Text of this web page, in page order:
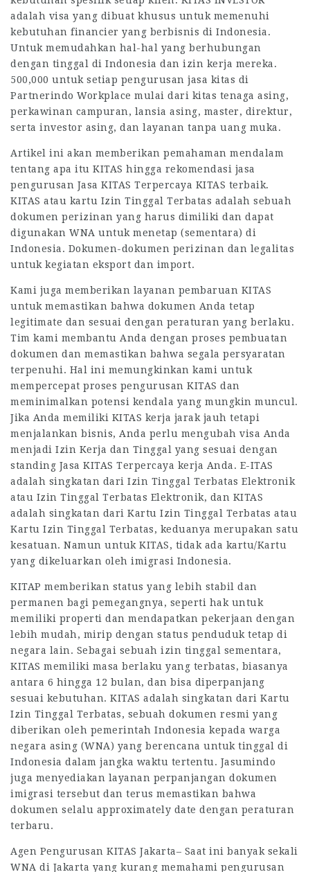
adalah visa yang dibuat khusus untuk memenuhi
kebutuhan financier yang berbisnis di Indonesia.
Untuk memudahkan hal-hal yang berhubungan
dengan tinggal di Indonesia dan izin kerja mereka.
500,000 untuk setiap pengurusan jasa kitas di
Partnerindo Workplace mulai dari kitas tenaga asing,
perkawinan campuran, lansia asing, master, direktur,
serta investor asing, dan layanan tanpa uang muka.
Artikel ini akan memberikan pemahaman mendalam
tentang apa itu KITAS hingga rekomendasi jasa
pengurusan Jasa KITAS Terpercaya KITAS terbaik.
KITAS atau kartu Izin Tinggal Terbatas adalah sebuah
dokumen perizinan yang harus dimiliki dan dapat
digunakan WNA untuk menetap (sementara) di
Indonesia. Dokumen-dokumen perizinan dan legalitas
untuk kegiatan eksport dan import.
Kami juga memberikan layanan pembaruan KITAS
untuk memastikan bahwa dokumen Anda tetap
legitimate dan sesuai dengan peraturan yang berlaku.
Tim kami membantu Anda dengan proses pembuatan
dokumen dan memastikan bahwa segala persyaratan
terpenuhi. Hal ini memungkinkan kami untuk
mempercepat proses pengurusan KITAS dan
meminimalkan potensi kendala yang mungkin muncul.
Jika Anda memiliki KITAS kerja jarak jauh tetapi
menjalankan bisnis, Anda perlu mengubah visa Anda
menjadi Izin Kerja dan Tinggal yang sesuai dengan
standing Jasa KITAS Terpercaya kerja Anda. E-ITAS
adalah singkatan dari Izin Tinggal Terbatas Elektronik
atau Izin Tinggal Terbatas Elektronik, dan KITAS
adalah singkatan dari Kartu Izin Tinggal Terbatas atau
Kartu Izin Tinggal Terbatas, keduanya merupakan satu
kesatuan. Namun untuk KITAS, tidak ada kartu/Kartu
yang dikeluarkan oleh imigrasi Indonesia.
KITAP memberikan status yang lebih stabil dan
permanen bagi pemegangnya, seperti hak untuk
memiliki properti dan mendapatkan pekerjaan dengan
lebih mudah, mirip dengan status penduduk tetap di
negara lain. Sebagai sebuah izin tinggal sementara,
KITAS memiliki masa berlaku yang terbatas, biasanya
antara 6 hingga 12 bulan, dan bisa diperpanjang
sesuai kebutuhan. KITAS adalah singkatan dari Kartu
Izin Tinggal Terbatas, sebuah dokumen resmi yang
diberikan oleh pemerintah Indonesia kepada warga
negara asing (WNA) yang berencana untuk tinggal di
Indonesia dalam jangka waktu tertentu. Jasumindo
juga menyediakan layanan perpanjangan dokumen
imigrasi tersebut dan terus memastikan bahwa
dokumen selalu approximately date dengan peraturan
terbaru.
Agen Pengurusan KITAS Jakarta– Saat ini banyak sekali
WNA di Jakarta yang kurang memahami pengurusan